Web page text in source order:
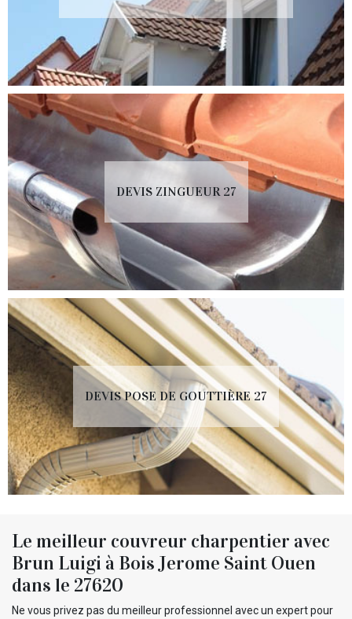
DEVIS ZINGUEUR 27
DEVIS POSE DE GOUTTIÈRE 27
Le meilleur couvreur charpentier avec
Brun Luigi à Bois Jerome Saint Ouen
dans le 27620
Ne vous privez pas du meilleur professionnel avec un expert pour